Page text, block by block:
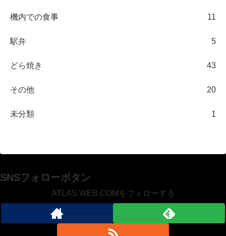
機内での食事 11
駅弁 5
どら焼き 43
その他 20
未分類 1
SNSフォローボタン
ATLAS WEB.COMをフォローする